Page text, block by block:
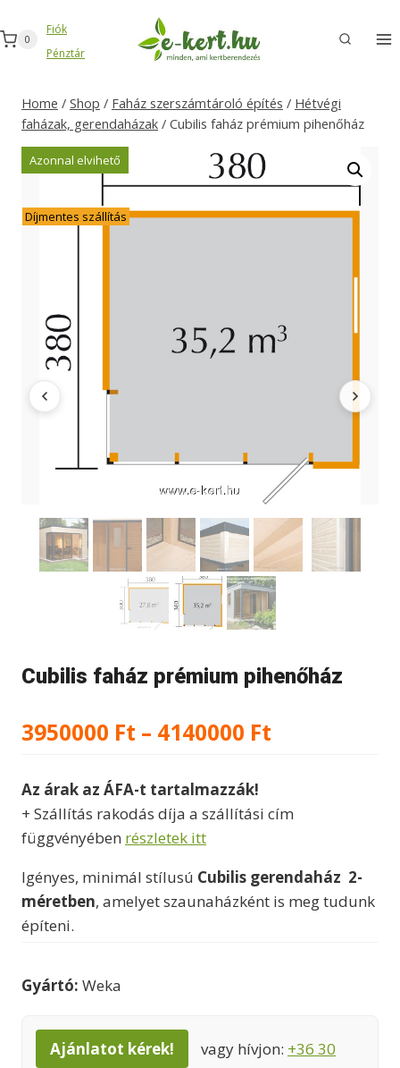
to
content
0
Fiók
Pénztár
Home / Shop / Faház szerszámtároló építés / Hétvégi
faházak, gerendaházak / Cubilis faház prémium pihenőház
Azonnal elvihető
Díjmentes szállítás
Cubilis faház prémium pihenőház
3950000 Ft – 4140000 Ft
-
Az árak az ÁFA-t tartalmazzák!
+ Szállítás rakodás díja a szállítási cím
függvényében részletek itt
Igényes, minimál stílusú Cubilis gerendaház 2-
méretben, amelyet szaunaházként is meg tudunk
építeni.
Gyártó: Weka
Ajánlatot kérek! vagy hívjon: +36 30